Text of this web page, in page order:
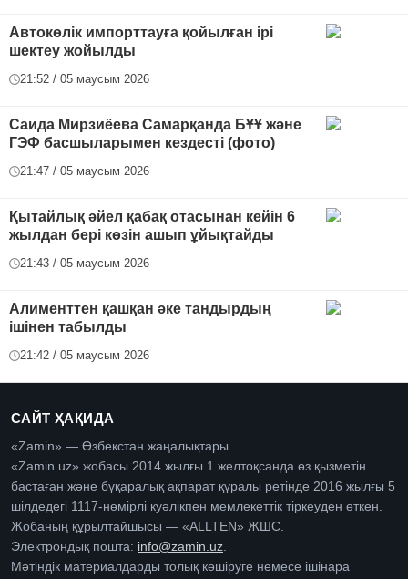
Автокөлік импорттауға қойылған ірі
шектеу жойылды
21:52 / 05 маусым 2026
Саида Мирзиёева Самарқанда БҰҰ және
ГЭФ басшыларымен кездесті (фото)
21:47 / 05 маусым 2026
Қытайлық әйел қабақ отасынан кейін 6
жылдан бері көзін ашып ұйықтайды
21:43 / 05 маусым 2026
Алименттен қашқан әке тандырдың
ішінен табылды
21:42 / 05 маусым 2026
САЙТ ҲАҚИДА
«Zamin» — Өзбекстан жаңалықтары.
«Zamin.uz» жобасы 2014 жылғы 1 желтоқсанда өз қызметін
бастаған және бұқаралық ақпарат құралы ретінде 2016 жылғы 5
шілдедегі 1117-нөмірлі куәлікпен мемлекеттік тіркеуден өткен.
Жобаның құрылтайшысы — «ALLTEN» ЖШС.
Электрондық пошта: info@zamin.uz.
Мәтіндік материалдарды толық көшіруге немесе ішінара